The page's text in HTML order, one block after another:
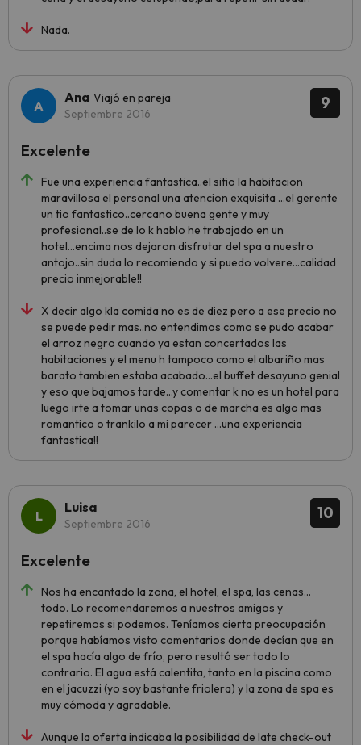
Nada.
9
Ana Viajó en pareja
Septiembre 2016
Fue una experiencia fantastica..el sitio la habitacion
maravillosa el personal una atencion exquisita ...el gerente
un tio fantastico..cercano buena gente y muy
profesional..se de lo k hablo he trabajado en un
hotel...encima nos dejaron disfrutar del spa a nuestro
antojo..sin duda lo recomiendo y si puedo volvere...calidad
precio inmejorable!!
X decir algo kla comida no es de diez pero a ese precio no
se puede pedir mas..no entendimos como se pudo acabar
el arroz negro cuando ya estan concertados las
habitaciones y el menu h tampoco como el albariño mas
barato tambien estaba acabado...el buffet desayuno genial
y eso que bajamos tarde...y comentar k no es un hotel para
luego irte a tomar unas copas o de marcha es algo mas
romantico o trankilo a mi parecer ...una experiencia
fantastica!!
Excelente
10
Luisa
Septiembre 2016
Nos ha encantado la zona, el hotel, el spa, las cenas...
todo. Lo recomendaremos a nuestros amigos y
repetiremos si podemos. Teníamos cierta preocupación
porque habíamos visto comentarios donde decían que en
el spa hacía algo de frío, pero resultó ser todo lo
contrario. El agua está calentita, tanto en la piscina como
en el jacuzzi (yo soy bastante friolera) y la zona de spa es
muy cómoda y agradable.
Aunque la oferta indicaba la posibilidad de late check-out
Excelente